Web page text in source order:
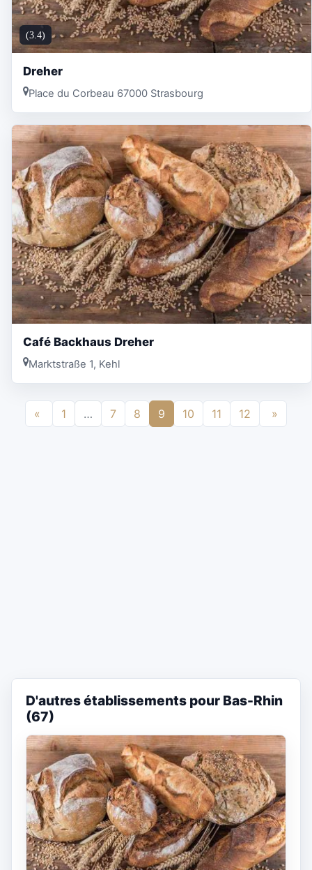
(3.4)
Dreher
Place du Corbeau 67000 Strasbourg
Café Backhaus Dreher
Marktstraße 1, Kehl
« 1 … 7 8 9 10 11 12 »
D'autres établissements pour Bas-Rhin
(67)